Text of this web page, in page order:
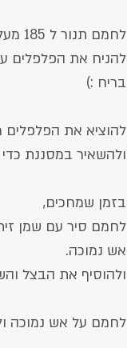
לחמם תנור ל 185 מעלות.
להניח את הפלפלים
בריח :)
להוציא את הפלפלים
ולהשאיר במסננת כדי
בזמן שמחכים,
לחמם סיר עם שמן
אש נמוכה.
ולהוסיף את הבצל
לחמם על אש נמוכה